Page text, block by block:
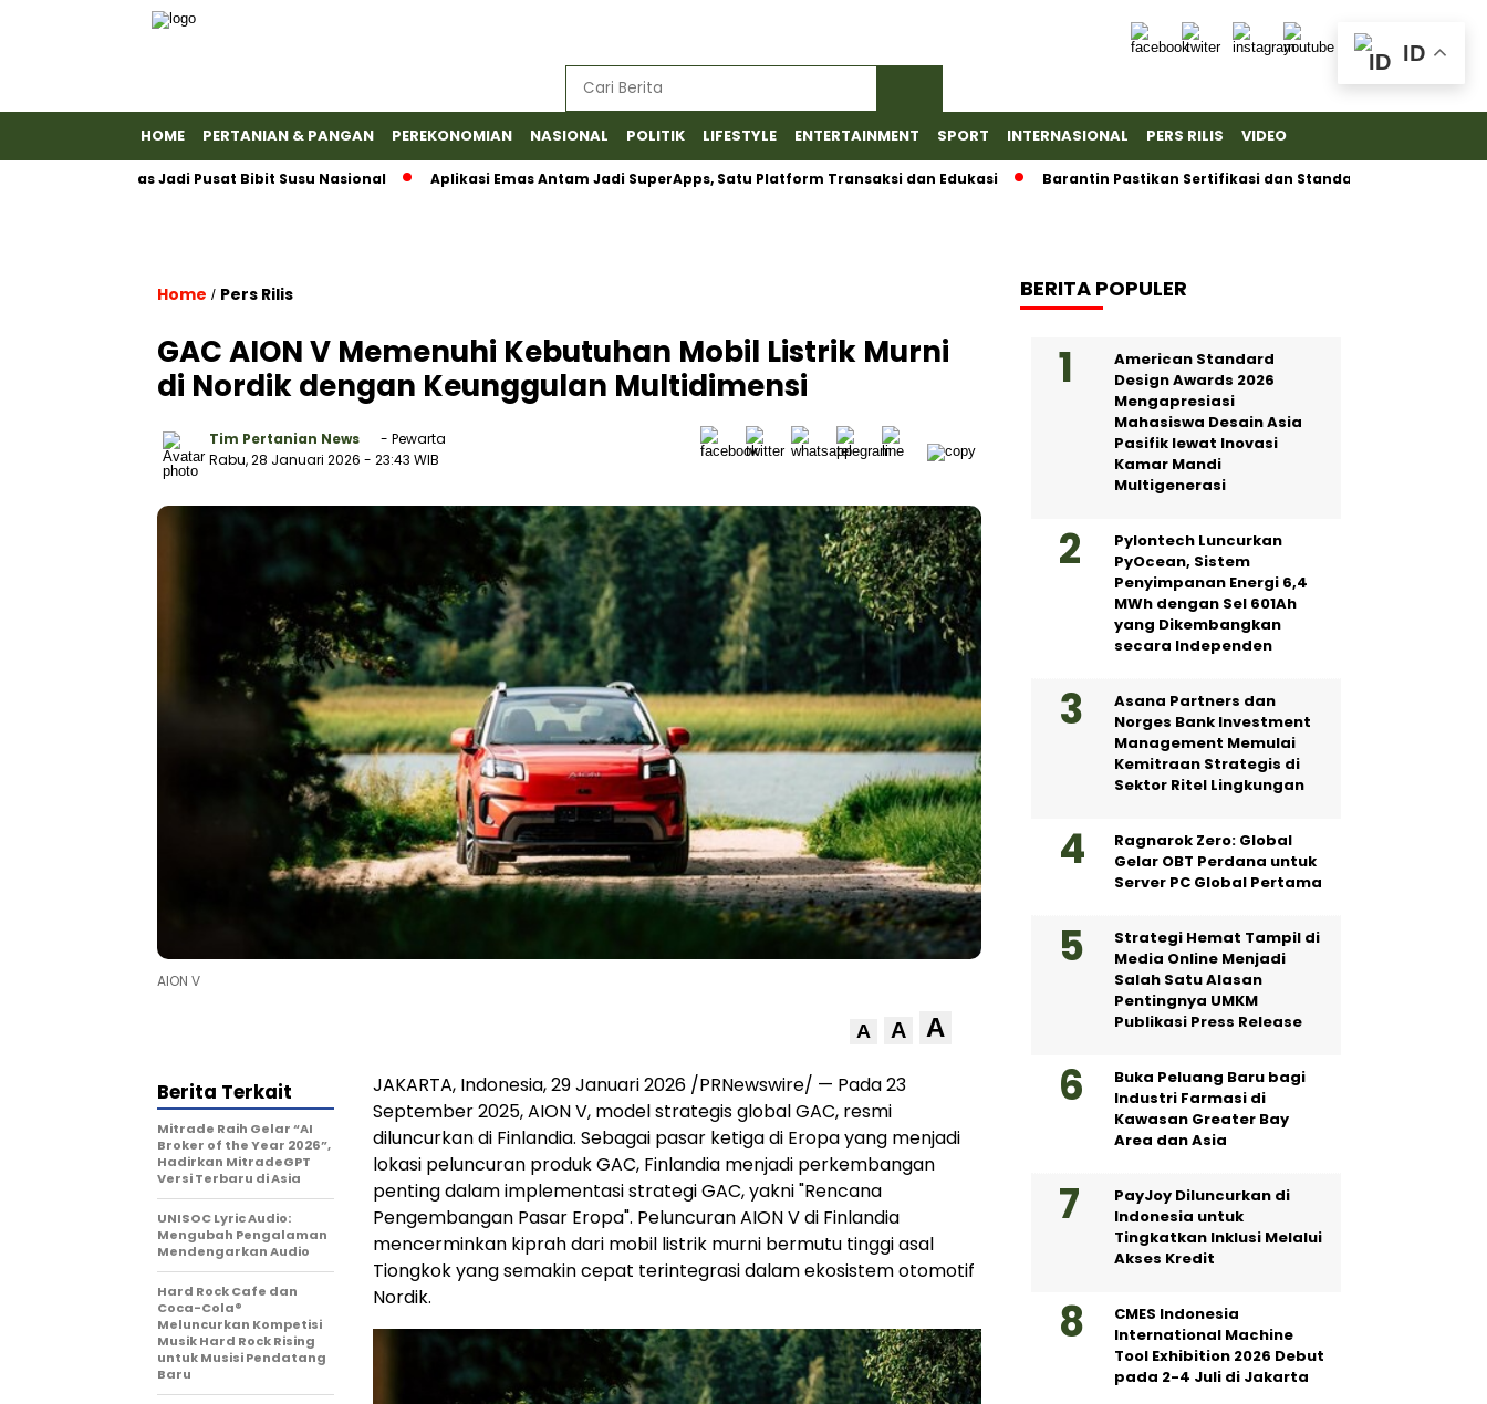
HOME PERTANIAN & PANGAN PEREKONOMIAN NASIONAL POLITIK LIFESTYLE ENTERTAINMENT SPORT INTERNASIONAL PERS RILIS VIDEO
Banyumas Jadi Pusat Bibit Susu Nasional Aplikasi Emas Antam Jadi SuperApps, Satu Platform Transaksi dan Edukasi Barantin Pastikan Sertifikasi dan Standar Ketat untuk Ekspor
Home / Pers Rilis
GAC AION V Memenuhi Kebutuhan Mobil Listrik Murni
di Nordik dengan Keunggulan Multidimensi
Tim Pertanian News
- Pewarta
Rabu, 28 Januari 2026 - 23:43 WIB
AION V
A A A
JAKARTA, Indonesia,29 Januari 2026 /PRNewswire/ — Pada 23
September 2025, AION V, model strategis global GAC, resmi
diluncurkan di Finlandia. Sebagai pasar ketiga di Eropa yang menjadi
lokasi peluncuran produk GAC, Finlandia menjadi perkembangan
penting dalam implementasi strategi GAC, yakni "Rencana
Pengembangan Pasar Eropa". Peluncuran AION V di Finlandia
mencerminkan kiprah dari mobil listrik murni bermutu tinggi asal
Tiongkok yang semakin cepat terintegrasi dalam ekosistem otomotif
Nordik.
Berita Terkait
Mitrade Raih Gelar “AI
Broker of the Year 2026”,
Hadirkan MitradeGPT
Versi Terbaru di Asia
UNISOC Lyric Audio:
Mengubah Pengalaman
Mendengarkan Audio
Hard Rock Cafe dan
Coca-Cola®
Meluncurkan Kompetisi
Musik Hard Rock Rising
untuk Musisi Pendatang
Baru
BERITA POPULER
American Standard
Design Awards 2026
Mengapresiasi
Mahasiswa Desain Asia
Pasifik lewat Inovasi
Kamar Mandi
Multigenerasi
Pylontech Luncurkan
PyOcean, Sistem
Penyimpanan Energi 6,4
MWh dengan Sel 601Ah
yang Dikembangkan
secara Independen
Asana Partners dan
Norges Bank Investment
Management Memulai
Kemitraan Strategis di
Sektor Ritel Lingkungan
Ragnarok Zero: Global
Gelar OBT Perdana untuk
Server PC Global Pertama
Strategi Hemat Tampil di
Media Online Menjadi
Salah Satu Alasan
Pentingnya UMKM
Publikasi Press Release
Buka Peluang Baru bagi
Industri Farmasi di
Kawasan Greater Bay
Area dan Asia
PayJoy Diluncurkan di
Indonesia untuk
Tingkatkan Inklusi Melalui
Akses Kredit
CMES Indonesia
International Machine
Tool Exhibition 2026 Debut
pada 2-4 Juli di Jakarta
ID